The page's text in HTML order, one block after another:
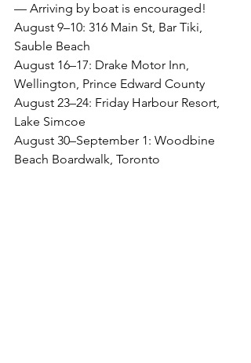
— Arriving by boat is encouraged!
August 9–10: 316 Main St, Bar Tiki,
Sauble Beach
August 16–17: Drake Motor Inn,
Wellington, Prince Edward County
August 23–24: Friday Harbour Resort,
Lake Simcoe
August 30–September 1: Woodbine
Beach Boardwalk, Toronto⁠